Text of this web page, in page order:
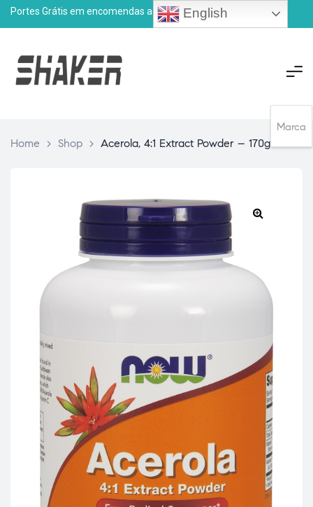
Portes Grátis em encomendas acima de75€
Home > Shop > Acerola, 4:1 Extract Powder – 170g
English
Marca